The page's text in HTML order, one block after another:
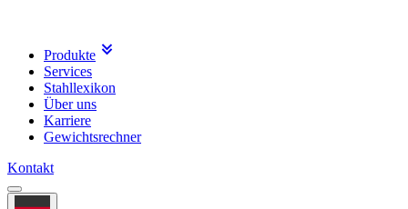
Produkte
Services
Stahllexikon
Über uns
Karriere
Gewichtsrechner
Kontakt